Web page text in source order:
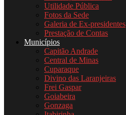
Utilidade Pública
Fotos da Sede
Galeria de Ex-presidentes
Prestação de Contas
Municípios
Capitão Andrade
Central de Minas
Cuparaque
Divino das Laranjeiras
Frei Gaspar
Goiabeira
Gonzaga